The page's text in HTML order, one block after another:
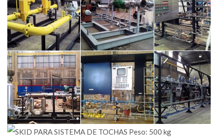
Skid de
filtragem,
medição e
controle de
gás natural
Outros Segmentos •
Spool / Skid / Tubulação
Unidade de
combustão de
vapor
Outros Segmentos •
Spool / Skid / Tubulação
Skid de
tochas
Outros Segmentos
Spool / Skid /
Skid de
descarregamento
Outros Segmentos • Spool /
Skid / Tubulação
Skid de
ignição
Outros Segmentos •
Spool / Skid / Tubulação
Skid de gás
Outros Segmentos
Spool / Skid /